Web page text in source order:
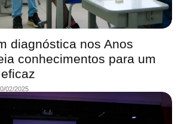
diagnóstica nos Anos
conhecimentos para um
02/2025